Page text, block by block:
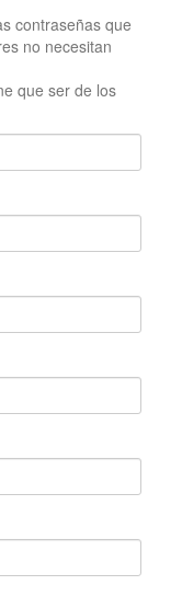
contraseñas que
no necesitan
que ser de los